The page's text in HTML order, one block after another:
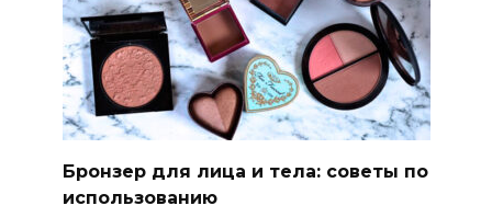
Бронзер для лица и тела: советы по
использованию